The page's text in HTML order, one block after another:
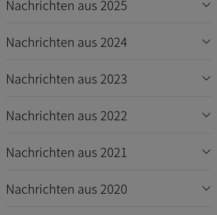
Nachrichten aus 2025
Nachrichten aus 2024
Nachrichten aus 2023
Nachrichten aus 2022
Nachrichten aus 2021
Nachrichten aus 2020